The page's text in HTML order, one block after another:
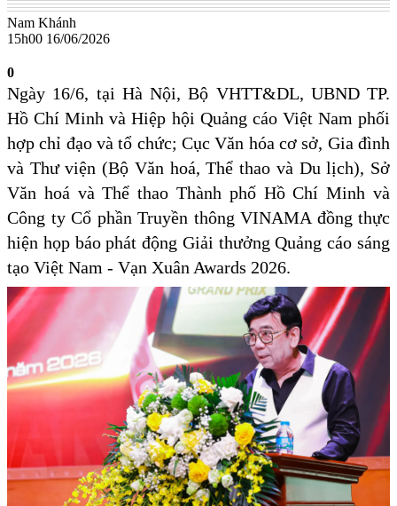
Nam Khánh
15h00 16/06/2026
0
Ngày 16/6, tại Hà Nội, Bộ VHTT&DL, UBND TP.
Hồ Chí Minh và Hiệp hội Quảng cáo Việt Nam phối
hợp chỉ đạo và tổ chức; Cục Văn hóa cơ sở, Gia đình
và Thư viện (Bộ Văn hoá, Thể thao và Du lịch), Sở
Văn hoá và Thể thao Thành phố Hồ Chí Minh và
Công ty Cổ phần Truyền thông VINAMA đồng thực
hiện họp báo phát động Giải thưởng Quảng cáo sáng
tạo Việt Nam - Vạn Xuân Awards 2026.